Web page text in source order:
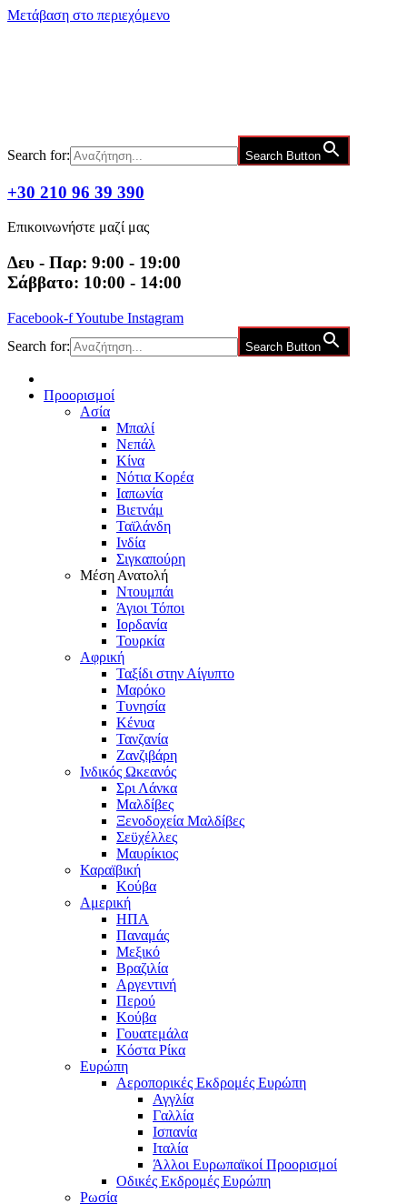
Μετάβαση στο περιεχόμενο
Search for: Search Button
+30 210 96 39 390
Επικοινωνήστε μαζί μας
Δευ - Παρ: 9:00 - 19:00
Σάββατο: 10:00 - 14:00
Facebook-fYoutube Instagram
Search for:
Search Button
Προορισμοί
Ασία
Μπαλί
Νεπάλ
Κίνα
Νότια Κορέα
Ιαπωνία
Βιετνάμ
Ταϊλάνδη
Ινδία
Σιγκαπούρη
Μέση Ανατολή
Ντουμπάι
Άγιοι Τόποι
Ιορδανία
Τουρκία
Αφρική
Ταξίδι στην Αίγυπτο
Μαρόκο
Τυνησία
Κένυα
Τανζανία
Ζανζιβάρη
Ινδικός Ωκεανός
Σρι Λάνκα
Μαλδίβες
Ξενοδοχεία Μαλδίβες
Σεϋχέλλες
Μαυρίκιος
Καραϊβική
Κούβα
Αμερική
ΗΠΑ
Παναμάς
Μεξικό
Βραζιλία
Αργεντινή
Περού
Κούβα
Γουατεμάλα
Κόστα Ρίκα
Ευρώπη
Αεροπορικές Εκδρομές Ευρώπη
Αγγλία
Γαλλία
Ισπανία
Ιταλία
Άλλοι Ευρωπαϊκοί Προορισμοί
Οδικές Εκδρομές Ευρώπη
Ρωσία